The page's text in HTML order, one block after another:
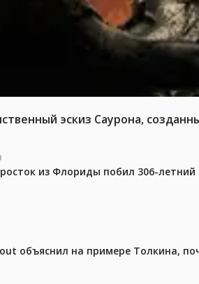
эскиз Саурона,
из Флориды побил 306-
объяснил на примере Толкина,